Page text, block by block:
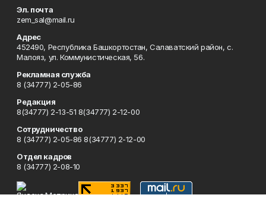
Эл. почта
zem_sal@mail.ru
Адрес
452490, Республика Башкортостан, Салаватский район, с.
Малояз, ул. Коммунистическая, 56.
Рекламная служба
8 (34777) 2-05-86
Редакция
8(34777) 2-13-51 8(34777) 2-12-00
Сотрудничество
8 (34777) 2-05-86 8(34777) 2-12-00
Отдел кадров
8 (34777) 2-08-10